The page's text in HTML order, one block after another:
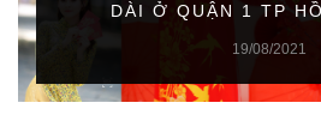
DÀI Ở QUẬN 1 TP
19/08/2021